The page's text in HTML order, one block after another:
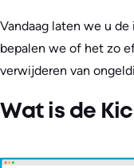
Vandaag laten we u de
bepalen we of het zo
verwijderen van
Wat is de